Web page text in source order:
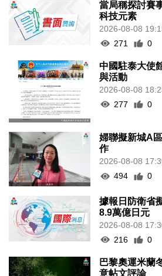
當局稱探討賽
科技元素
2026-08-08
271
0
中國駐泰大使
與活動
2026-08-08
277
0
婦聯擬新城A
作
2026-08-08
494
0
據報日防衛省
8.9萬億日元
2026-08-08
216
0
巴黎奧運米蘭
意帖文評論